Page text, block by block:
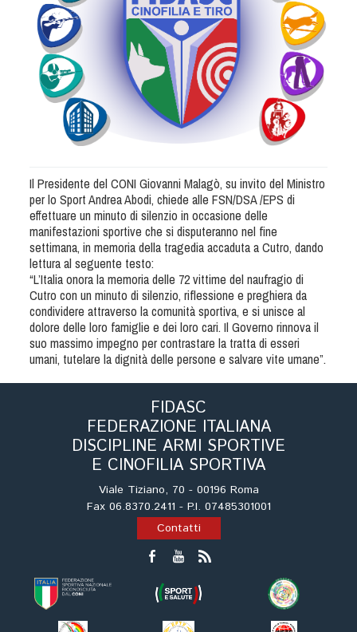
Il Presidente del CONI Giovanni Malagò, su invito del Ministro
per lo Sport Andrea Abodi, chiede alle FSN/DSA /EPS di
effettuare un minuto di silenzio in occasione delle
manifestazioni sportive che si disputeranno nel fine
settimana, in memoria della tragedia accaduta a Cutro, dando
lettura al seguente testo:
“L’Italia onora la memoria delle 72 vittime del naufragio di
Cutro con un minuto di silenzio, riflessione e preghiera da
condividere attraverso la comunità sportiva, e si unisce al
dolore delle loro famiglie e dei loro cari. Il Governo rinnova il
suo massimo impegno per contrastare la tratta di esseri
umani, tutelare la dignità delle persone e salvare vite umane”.
FIDASC
FEDERAZIONE ITALIANA
DISCIPLINE ARMI SPORTIVE
E CINOFILIA SPORTIVA
Viale Tiziano, 70 - 00196 Roma
Fax 06.8370.2411 - P.I. 07485301001
Contatti
Direttori di Gara
Formazione
Calendario Manifestazioni
Organi di Giustizia - Dispositivi
Modelli e moduli
Albo Atleti Cinofili
Tiro di Campagna
English e Training Sporting
Tiro a Palla
Tiro con l'arco da caccia
Paintball
Softair
Cinofilia Sportiva
Agility
DiscDog
Dog Balance